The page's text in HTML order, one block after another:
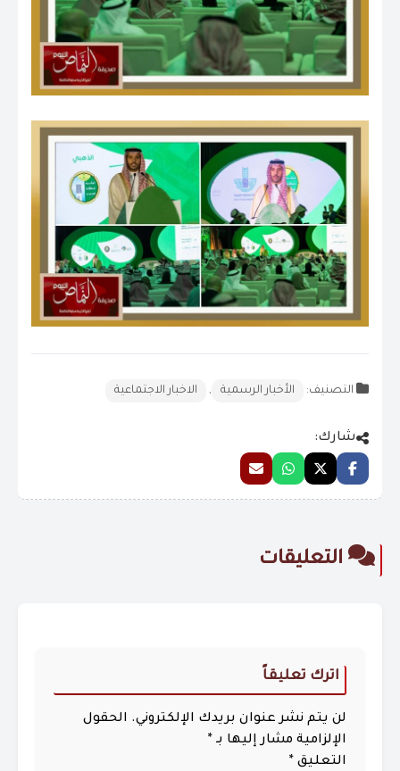
التصنيف: الأخبار الرسمية , الاخبار الاجتماعية
شارك:
التعليقات
اترك تعليقاً
لن يتم نشر عنوان بريدك الإلكتروني. الحقول
الإلزامية مشار إليها بـ *
التعليق *